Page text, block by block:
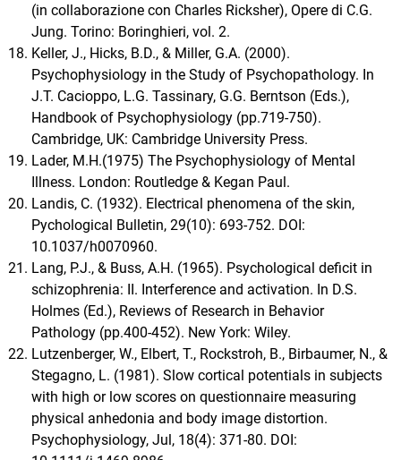
(in collaborazione con Charles Ricksher), Opere di C.G.
Jung. Torino: Boringhieri, vol. 2.
Keller, J., Hicks, B.D., & Miller, G.A. (2000).
Psychophysiology in the Study of Psychopathology. In
J.T. Cacioppo, L.G. Tassinary, G.G. Berntson (Eds.),
Handbook of Psychophysiology (pp.719-750).
Cambridge, UK: Cambridge University Press.
Lader, M.H.(1975) The Psychophysiology of Mental
Illness. London: Routledge & Kegan Paul.
Landis, C. (1932). Electrical phenomena of the skin,
Pychological Bulletin, 29(10): 693-752. DOI:
10.1037/h0070960.
Lang, P.J., & Buss, A.H. (1965). Psychological deficit in
schizophrenia: II. Interference and activation. In D.S.
Holmes (Ed.), Reviews of Research in Behavior
Pathology (pp.400-452). New York: Wiley.
Lutzenberger, W., Elbert, T., Rockstroh, B., Birbaumer, N., &
Stegagno, L. (1981). Slow cortical potentials in subjects
with high or low scores on questionnaire measuring
physical anhedonia and body image distortion.
Psychophysiology, Jul, 18(4): 371-80. DOI: